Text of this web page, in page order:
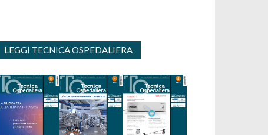
LEGGI TECNICA OSPEDALIERA